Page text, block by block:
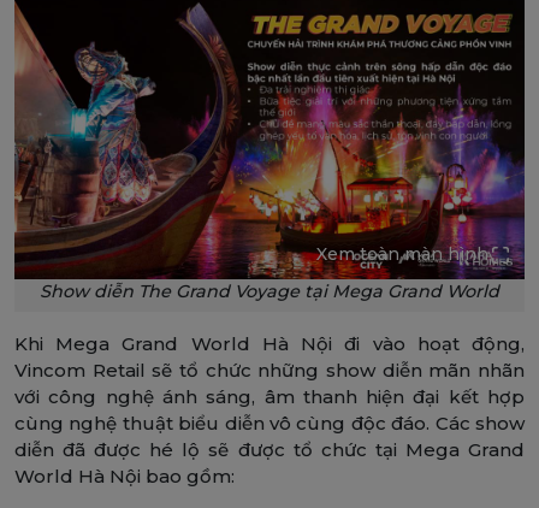
Xem toàn màn hình
Show diễn The Grand Voyage tại Mega Grand World
Khi Mega Grand World Hà Nội đi vào hoạt động,
Vincom Retail sẽ tổ chức những show diễn mãn nhãn
với công nghệ ánh sáng, âm thanh hiện đại kết hợp
cùng nghệ thuật biểu diễn vô cùng độc đáo. Các show
diễn đã được hé lộ sẽ được tổ chức tại Mega Grand
World Hà Nội bao gồm: